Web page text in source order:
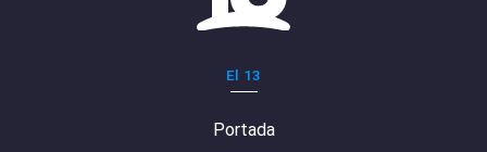
El 13
Portada